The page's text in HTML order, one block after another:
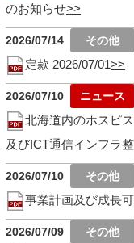
のお知らせ
2026/07/14
定款 2026/07/01
2026/07/10
北海道内のホスピ
及びICT通信インフラ
2026/07/10
事業計画及び成長
2026/07/09